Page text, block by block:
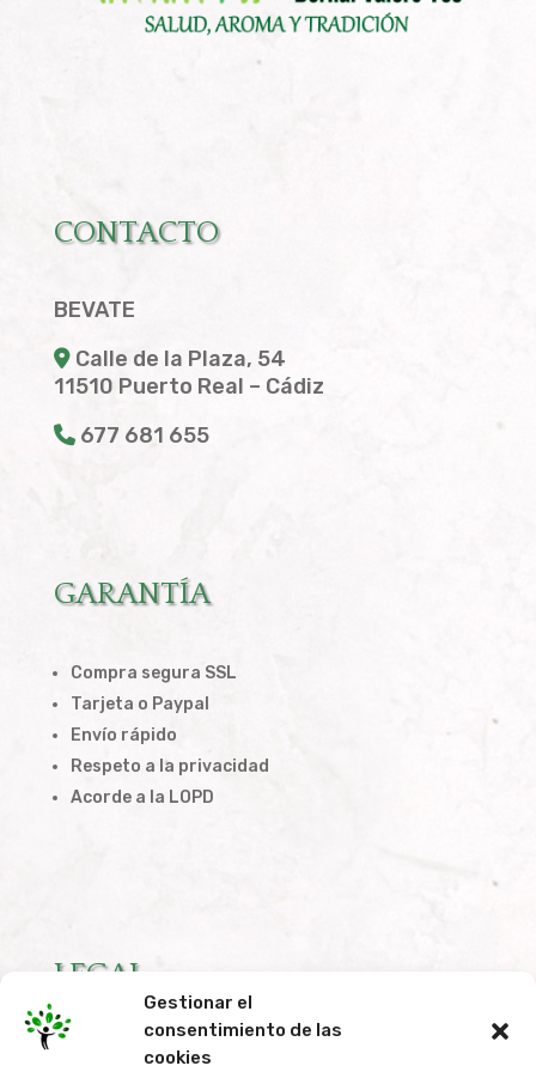
Gestionar el
consentimiento de las
cookies
CONTACTO
BEVATE
Calle de la Plaza, 54
11510 Puerto Real – Cádiz
677 681 655
GARANTÍA
Compra segura SSL
Tarjeta o Paypal
Envío rápido
Respeto a la privacidad
Acorde a la LOPD
LEGAL
Condiciones de Compra